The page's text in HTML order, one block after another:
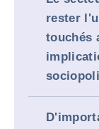
rester
touchés